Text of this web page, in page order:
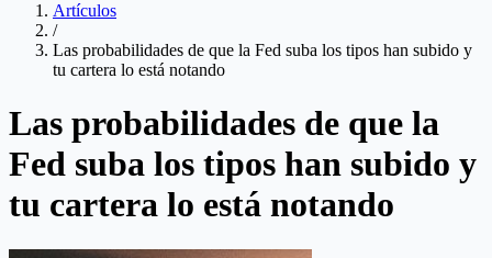
Artículos
/
Las probabilidades de que la Fed suba los tipos han subido y
tu cartera lo está notando
Las probabilidades de que la
Fed suba los tipos han subido y
tu cartera lo está notando